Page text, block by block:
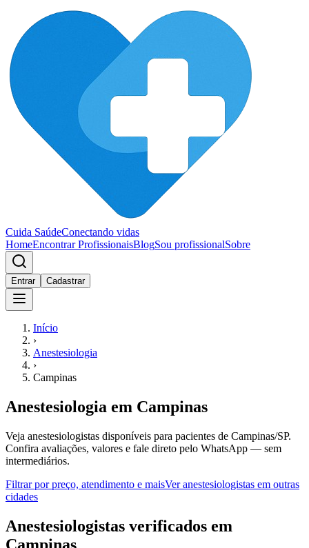
Cuida SaúdeConectando vidas
HomeEncontrar ProfissionaisBlogSou profissionalSobre
Entrar Cadastrar
Início
›
Anestesiologia
›
Campinas
Anestesiologia em Campinas
Veja anestesiologistas disponíveis para pacientes de Campinas/SP.
Confira avaliações, valores e fale direto pelo WhatsApp — sem
intermediários.
Filtrar por preço, atendimento e maisVeranestesiologistas em outras
cidades
Anestesiologistas verificados em
Campinas